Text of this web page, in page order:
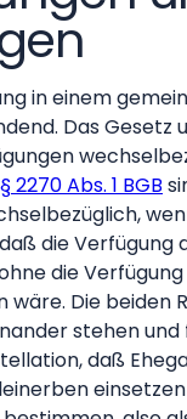
in einem
Das Gesetz
§ 2270 Abs. 1 BGB
die Verfügung
die
Die beiden
stehen und
daß